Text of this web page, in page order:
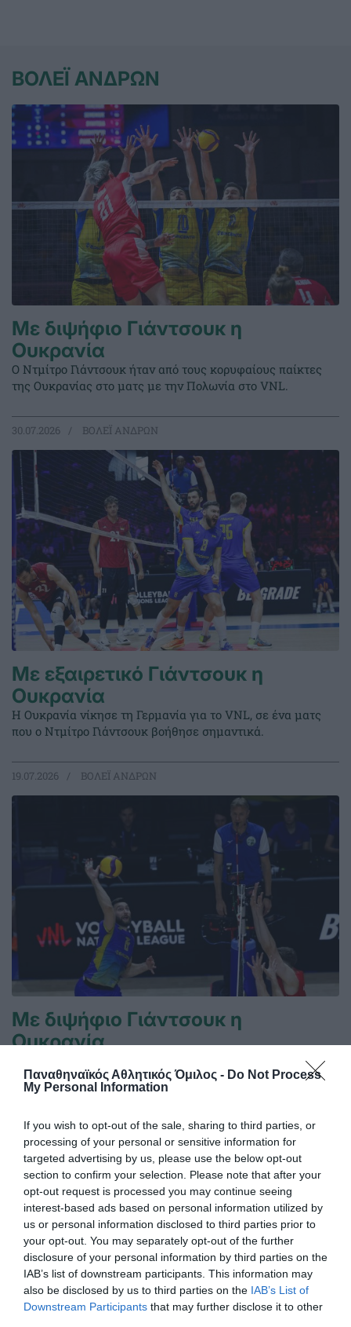
Παναθηναϊκός Αθλητικός Όμιλος - Do Not Process
My Personal Information
If you wish to opt-out of the sale, sharing to third parties, or
processing of your personal or sensitive information for
targeted advertising by us, please use the below opt-out
section to confirm your selection. Please note that after your
opt-out request is processed you may continue seeing
interest-based ads based on personal information utilized by
us or personal information disclosed to third parties prior to
your opt-out. You may separately opt-out of the further
disclosure of your personal information by third parties on the
IAB’s list of downstream participants. This information may
also be disclosed by us to third parties on the IAB’s List of
Downstream Participants that may further disclose it to other
ΒΟΛΕΪ ΑΝΔΡΩΝ
Με διψήφιο Γιάντσουκ η
Ουκρανία
Ο Ντμίτρο Γιάντσουκ ήταν από τους κορυφαίους παίκτες
της Ουκρανίας στο ματς με την Πολωνία στο VNL.
30.07.2026 ΒΟΛΕΪ ΑΝΔΡΩΝ
Με εξαιρετικό Γιάντσουκ η
Ουκρανία
Η Ουκρανία νίκησε τη Γερμανία για το VNL, σε ένα ματς
που ο Ντμίτρο Γιάντσουκ βοήθησε σημαντικά.
19.07.2026 ΒΟΛΕΪ ΑΝΔΡΩΝ
Με διψήφιο Γιάντσουκ η
Ουκρανία
Η Ουκρανία ηττήθηκε 3-1 από τη Σερβία για το VNL, σε ένα
ματς που ο Ντμίτρο Γιάντσουκ είχε 10 πόντους.
17.07.2026 ΒΟΛΕΪ ΑΝΔΡΩΝ